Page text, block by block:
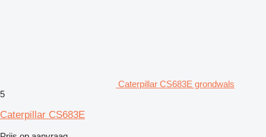
Caterpillar CS683E grondwals
5
Caterpillar CS683E